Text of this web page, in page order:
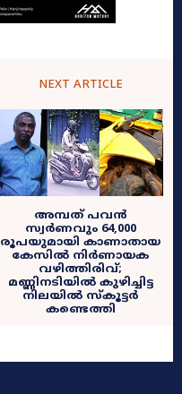
NEXT ARTICLE
അമ്പത് പവൻ
സ്വർണവും 64,000
രൂപയുമായി കാണാതായ
കേസിൽ നിർണായക
വഴിത്തിരിവ്;
മണ്ണിനടിയിൽ കുഴിച്ചിട്ട
നിലയിൽ സ്കൂട്ടർ
കണ്ടെത്തി